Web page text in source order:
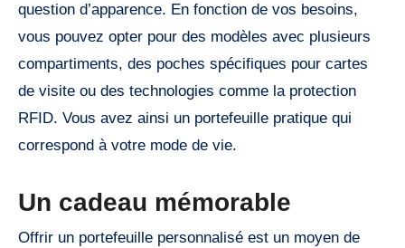
question d’apparence. En fonction de vos besoins,
vous pouvez opter pour des modèles avec plusieurs
compartiments, des poches spécifiques pour cartes
de visite ou des technologies comme la protection
RFID. Vous avez ainsi un portefeuille pratique qui
correspond à votre mode de vie.
Un cadeau mémorable
Offrir un portefeuille personnalisé est un moyen de